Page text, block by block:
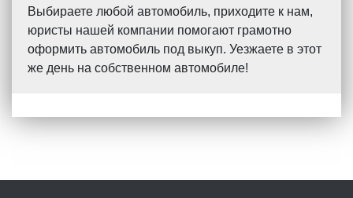
Выбираете любой автомобиль, приходите к нам,
юристы нашей компании помогают грамотно
оформить автомобиль под выкуп. Уезжаете в этот
же день на собственном автомобиле!